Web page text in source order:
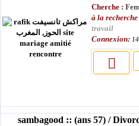
Cherche :
à la recherche
travail
Connexion:
sambagood :: (ans 57) /